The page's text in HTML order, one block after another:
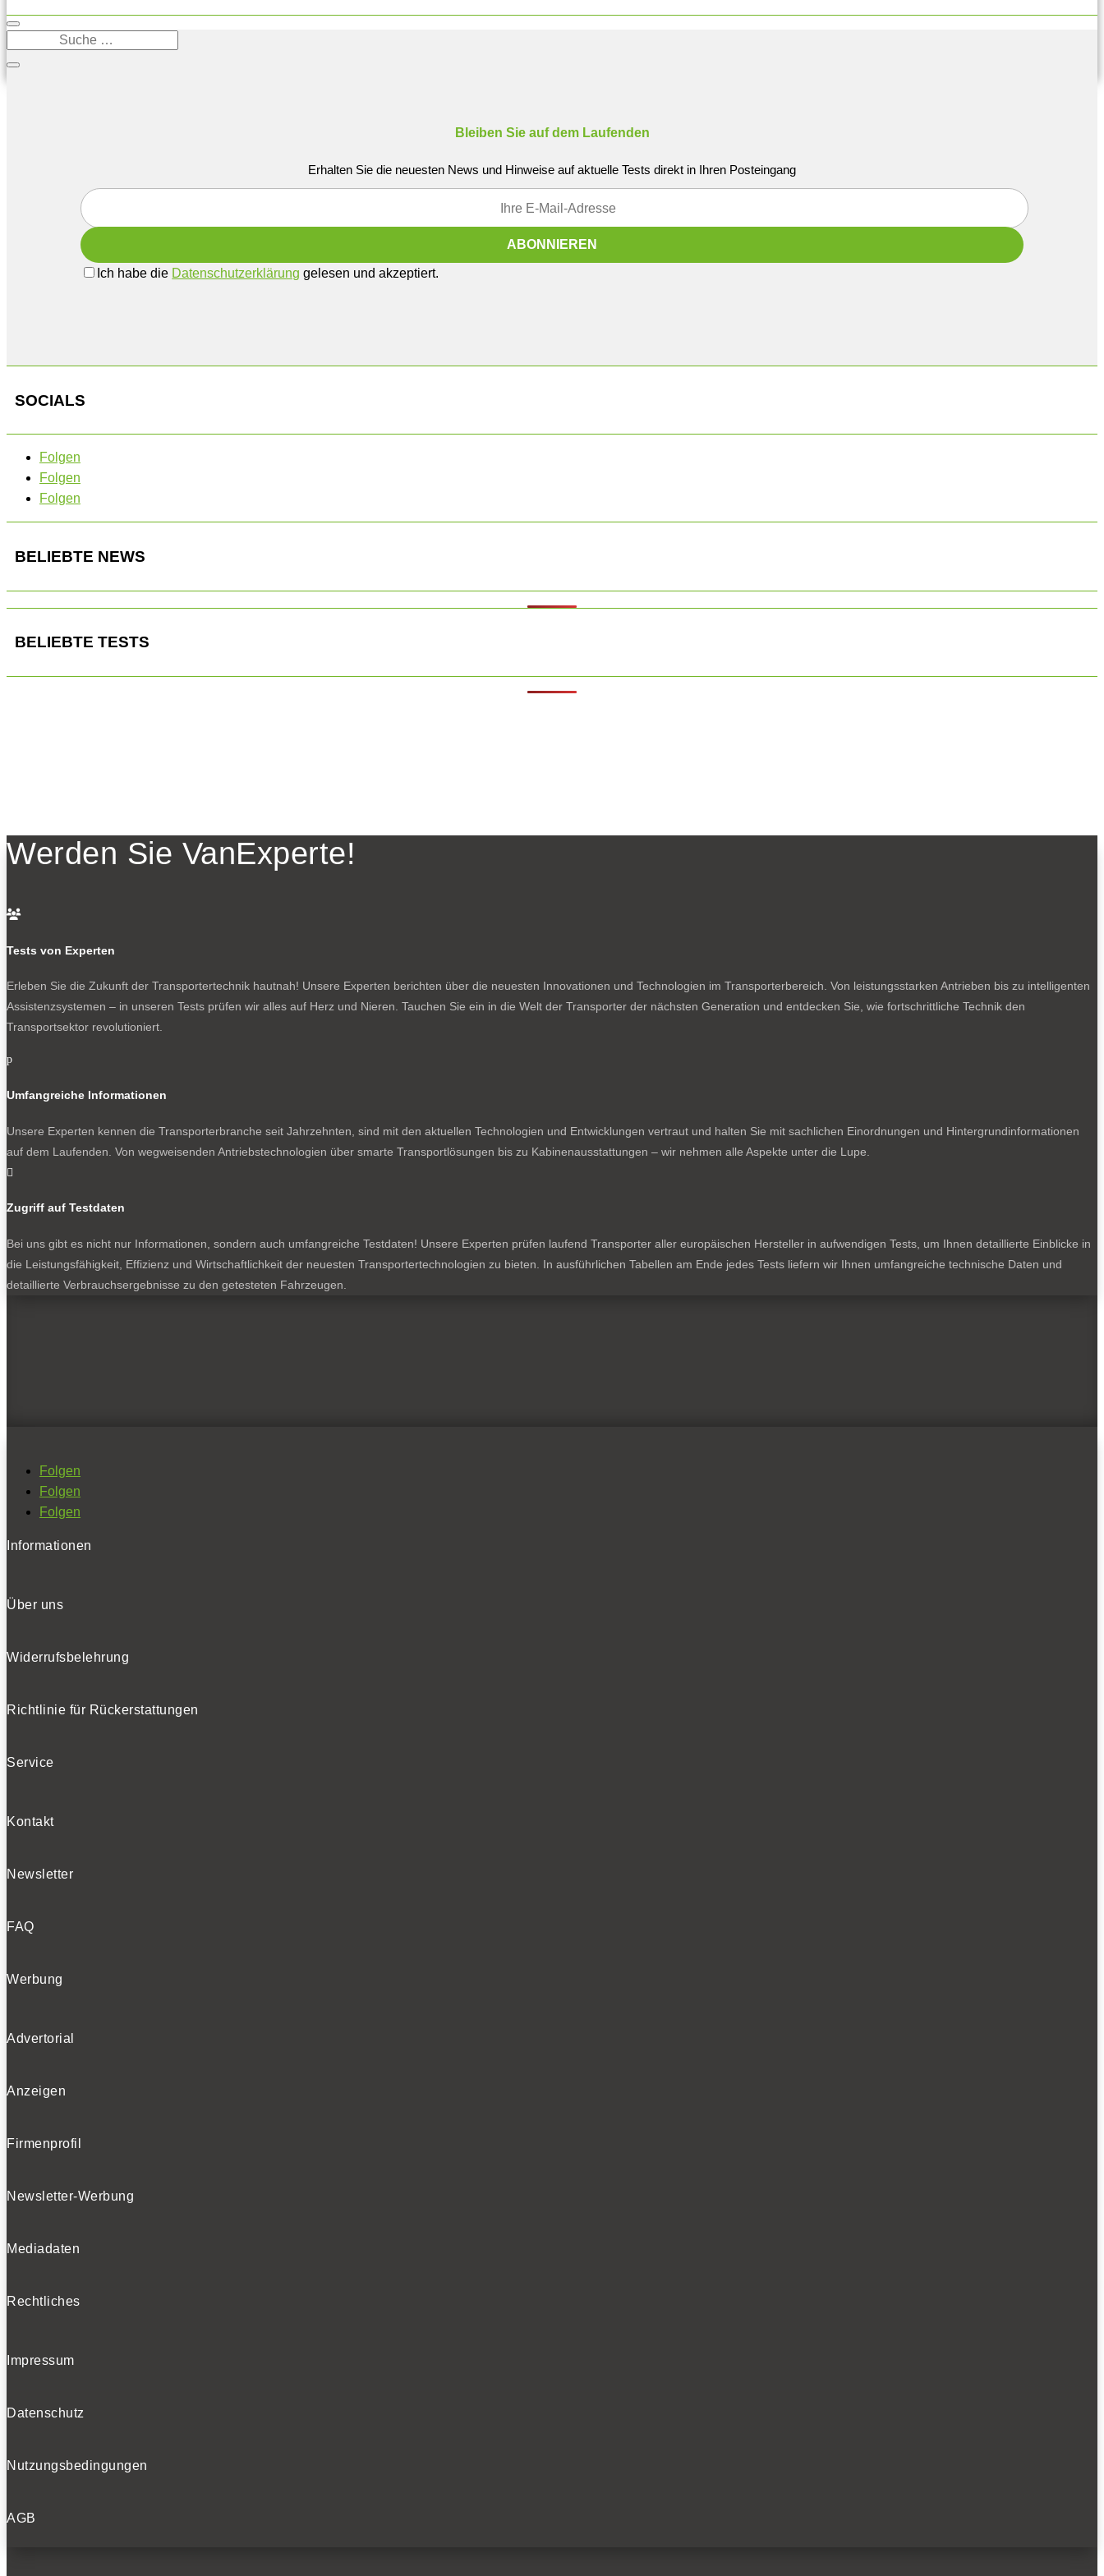
Bleiben Sie auf dem Laufenden
Erhalten Sie die neuesten News und Hinweise auf aktuelle Tests direkt in Ihren Posteingang
Ich habe die Datenschutzerklärung gelesen und akzeptiert.
SOCIALS
Folgen
Folgen
Folgen
BELIEBTE NEWS
BELIEBTE TESTS
Werden Sie VanExperte!

Tests von Experten
Erleben Sie die Zukunft der Transportertechnik hautnah! Unsere Experten berichten über die neuesten Innovationen und Technologien im Transporterbereich. Von leistungsstarken Antrieben bis zu intelligenten
Assistenzsystemen – in unseren Tests prüfen wir alles auf Herz und Nieren. Tauchen Sie ein in die Welt der Transporter der nächsten Generation und entdecken Sie, wie fortschrittliche Technik den
Transportsektor revolutioniert.
p
Umfangreiche Informationen
Unsere Experten kennen die Transporterbranche seit Jahrzehnten, sind mit den aktuellen Technologien und Entwicklungen vertraut und halten Sie mit sachlichen Einordnungen und Hintergrundinformationen
auf dem Laufenden. Von wegweisenden Antriebstechnologien über smarte Transportlösungen bis zu Kabinenausstattungen – wir nehmen alle Aspekte unter die Lupe.

Zugriff auf Testdaten
Bei uns gibt es nicht nur Informationen, sondern auch umfangreiche Testdaten! Unsere Experten prüfen laufend Transporter aller europäischen Hersteller in aufwendigen Tests, um Ihnen detaillierte Einblicke in
die Leistungsfähigkeit, Effizienz und Wirtschaftlichkeit der neuesten Transportertechnologien zu bieten. In ausführlichen Tabellen am Ende jedes Tests liefern wir Ihnen umfangreiche technische Daten und
detaillierte Verbrauchsergebnisse zu den getesteten Fahrzeugen.
Folgen
Folgen
Folgen
Informationen
Über uns
Widerrufsbelehrung
Richtlinie für Rückerstattungen
Service
Kontakt
Newsletter
FAQ
Werbung
Advertorial
Anzeigen
Firmenprofil
Newsletter-Werbung
Mediadaten
Rechtliches
Impressum
Datenschutz
Nutzungsbedingungen
AGB